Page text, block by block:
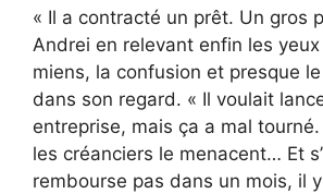
« Il a contracté un prêt. Un gros
Andrei en relevant enfin les
miens, la confusion et presque
dans son regard. « Il voulait
entreprise, mais ça a mal
les créanciers le menacent… Et
rembourse pas dans un mois, il